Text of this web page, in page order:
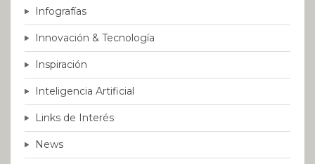
Infografías
Innovación & Tecnología
Inspiración
Inteligencia Artificial
Links de Interés
News